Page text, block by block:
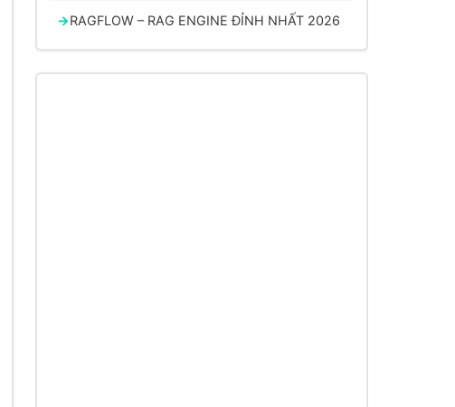
RAGFLOW – RAG ENGINE ĐỈNH NHẤT 2026